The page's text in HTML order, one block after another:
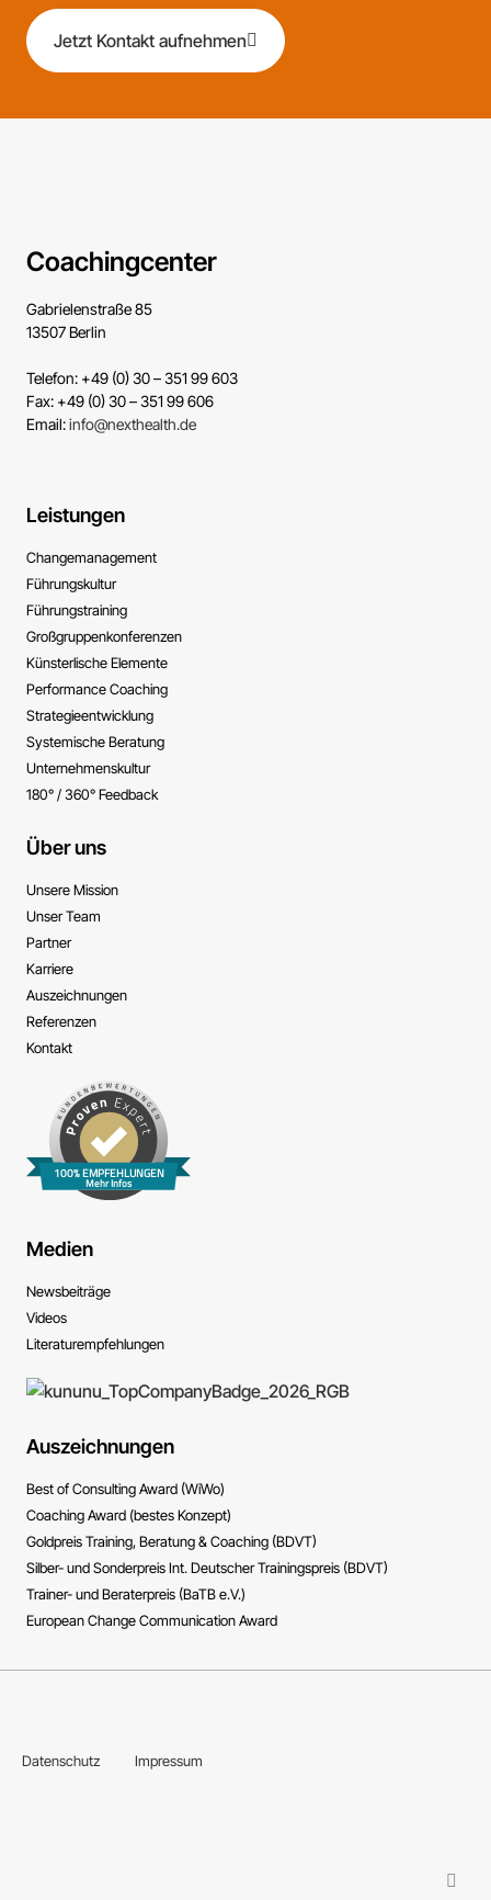
Jetzt Kontakt aufnehmen
Coachingcenter
Gabrielenstraße 85
13507 Berlin
Telefon: +49 (0) 30 – 351 99 603
Fax: +49 (0) 30 – 351 99 606
Email:info@nexthealth.de
Leistungen
Change­management
Führungs­kultur
Führungs­training
Großgruppen­konferenzen
Künsterlische ­Elemente
Performance ­Coaching
Strategie­entwicklung
Systemische ­Beratung
Unternehmens­kultur
180° / 360° Feedback
Über uns
Unsere Mission
Unser Team
Partner
Karriere
Auszeichnungen
Referenzen
Kontakt
100% EMPFEHLUNGEN
Mehr Infos
Medien
News­beiträge
Videos
Literatur­empfehlungen
Auszeichnungen
Best of Consulting Award (WiWo)
Coaching Award (bestes Konzept)
Goldpreis Training, Beratung & Coaching (BDVT)
Silber- und Sonderpreis Int. Deutscher Trainingspreis (BDVT)
Trainer- und Beraterpreis (BaTB e.V.)
European Change Communication Award
Datenschutz Impressum